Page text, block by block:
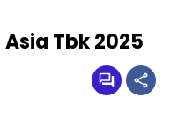
Tbk 2025